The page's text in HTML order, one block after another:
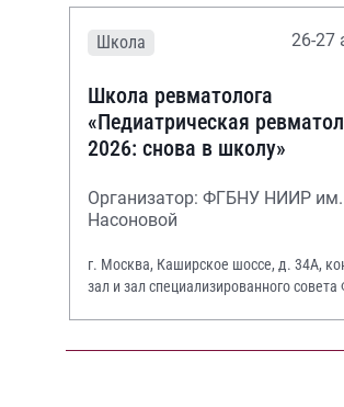
Школа 26-27
Школа ревматолога
«Педиатрическая
2026: снова в школу»
Организатор: ФГБНУ НИИР
Насоновой
г. Москва, Каширское шоссе, д. 34А,
зал и зал специализированного